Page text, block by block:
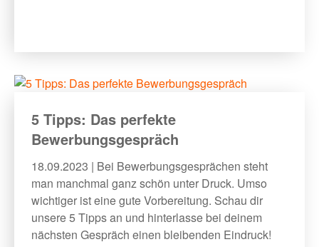
5 Tipps: Das perfekte
Bewerbungsgespräch
18.09.2023 | Bei Bewerbungsgesprächen steht
man manchmal ganz schön unter Druck. Umso
wichtiger ist eine gute Vorbereitung. Schau dir
unsere 5 Tipps an und hinterlasse bei deinem
nächsten Gespräch einen bleibenden Eindruck!